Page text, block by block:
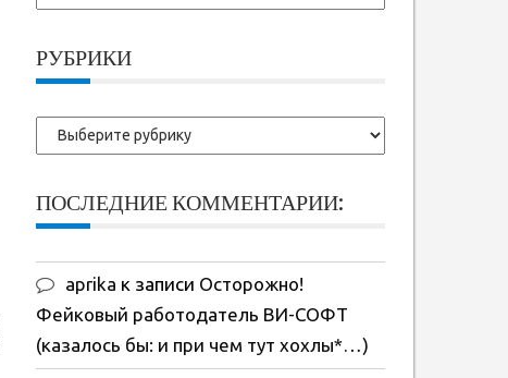
ранние
РУБРИКИ
Рубрики
ПОСЛЕДНИЕ КОММЕНТАРИИ:
aprika к записи Осторожно!
Фейковый работодатель ВИ-СОФТ
(казалось бы: и при чем тут хохлы*…)